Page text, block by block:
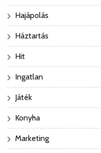
Hajápolás
Háztartás
Hit
Ingatlan
Játék
Konyha
Marketing